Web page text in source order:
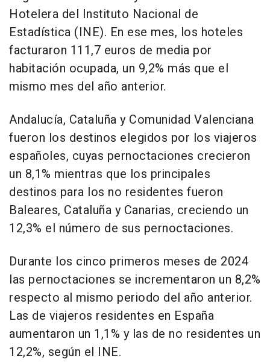
Hotelera del Instituto Nacional de
Estadística (INE). En ese mes, los hoteles
facturaron 111,7 euros de media por
habitación ocupada, un 9,2% más que el
mismo mes del año anterior.
Andalucía, Cataluña y Comunidad Valenciana
fueron los destinos elegidos por los viajeros
españoles, cuyas pernoctaciones crecieron
un 8,1% mientras que los principales
destinos para los no residentes fueron
Baleares, Cataluña y Canarias, creciendo un
12,3% el número de sus pernoctaciones.
Durante los cinco primeros meses de 2024
las pernoctaciones se incrementaron un 8,2%
respecto al mismo periodo del año anterior.
Las de viajeros residentes en España
aumentaron un 1,1% y las de no residentes un
12,2%, según el INE.